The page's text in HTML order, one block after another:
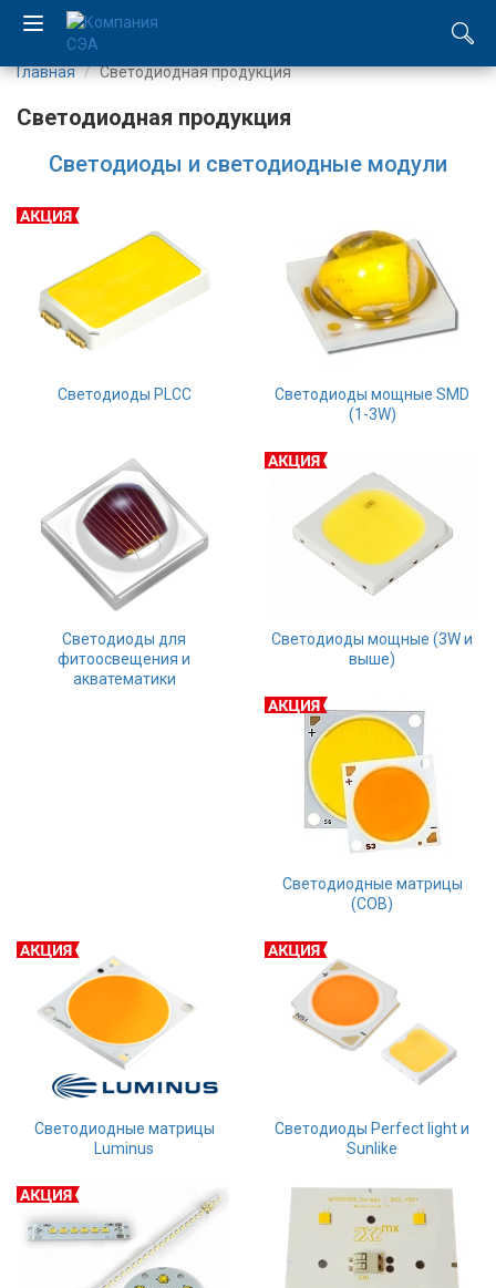
Каталог
Производство
Вакансии
Вход/
авторизация
Производители
Контакты
Главная Светодиодная продукция
Светодиодная продукция
Светодиоды и светодиодные модули
Светодиоды PLCC
Cветодиоды мощные SMD
(1-3W)
Светодиоды для
фитоосвещения и
акватематики
Светодиоды мощные (3W и
выше)
Светодиодные матрицы
(COB)
Светодиодные матрицы
Luminus
Светодиоды Perfect light и
Sunlike